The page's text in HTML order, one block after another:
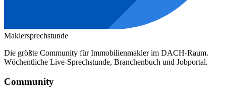
Maklersprechstunde
Die größte Community für Immobilienmakler im DACH-Raum.
Wöchentliche Live-Sprechstunde, Branchenbuch und Jobportal.
Community